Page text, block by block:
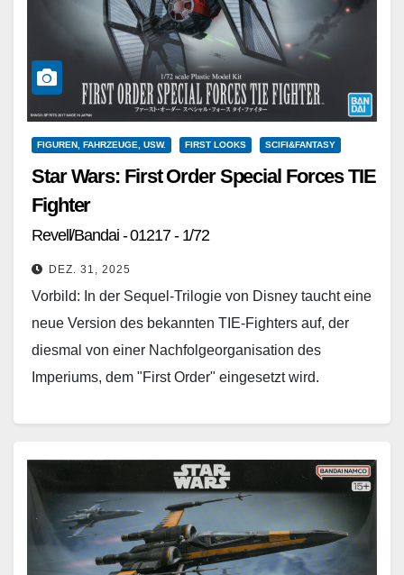
FIGUREN, FAHRZEUGE, USW. FIRST LOOKS SCIFI&FANTASY
Star Wars: First Order Special Forces TIE
Fighter
Revell/Bandai - 01217 - 1/72
DEZ. 31, 2025
Vorbild: In der Sequel-Trilogie von Disney taucht eine
neue Version des bekannten TIE-Fighters auf, der
diesmal von einer Nachfolgeorganisation des
Imperiums, dem "First Order" eingesetzt wird.